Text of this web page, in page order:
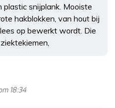
plastic snijplank. Mooiste
hakblokken, van hout bij
op bewerkt wordt. Die
18:34